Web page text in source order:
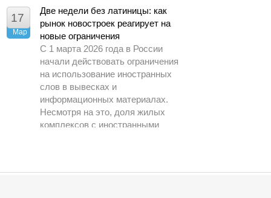
аналитического центра ДОМ.РФ.
17
Мар
Две недели без латиницы: как
рынок новостроек реагирует на
новые ограничения
С 1 марта 2026 года в России
начали действовать ограничения
на использование иностранных
слов в вывесках и
информационных материалах.
Несмотря на это, доля жилых
комплексов с иностранными
сообщили в пресс службе ЕРЗ.РФ